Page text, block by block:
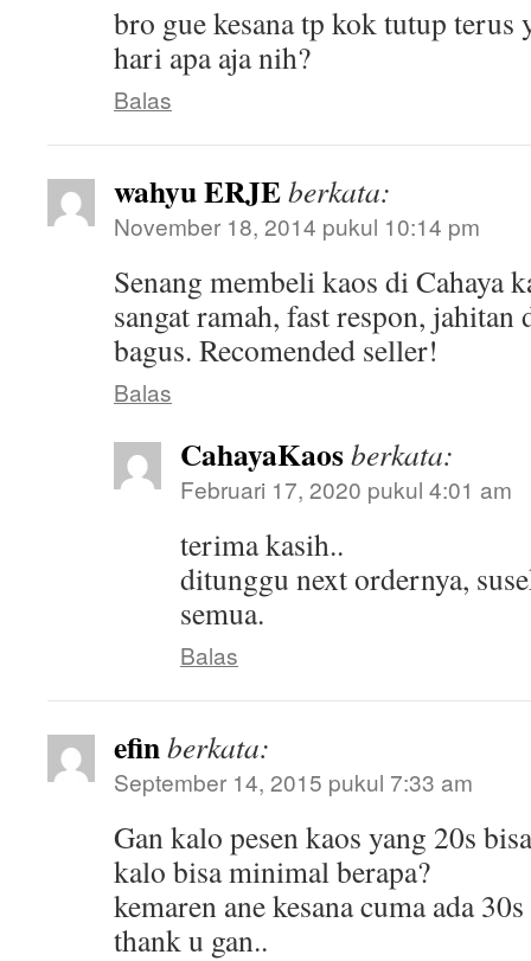
bro gue kesana tp kok tutup terus
hari apa aja nih?
Balas
wahyu ERJEberkata:
November 18, 2014 pukul 10:14 pm
Senang membeli kaos di Cahaya
sangat ramah, fast respon, jahitan
bagus. Recomended seller!
Balas
CahayaKaosberkata:
Februari 17, 2020 pukul 4:01 am
terima kasih..
ditunggu next ordernya,
semua.
Balas
efinberkata:
September 14, 2015 pukul 7:33 am
Gan kalo pesen kaos yang 20s
kalo bisa minimal berapa?
kemaren ane kesana cuma ada 30s
thank u gan..